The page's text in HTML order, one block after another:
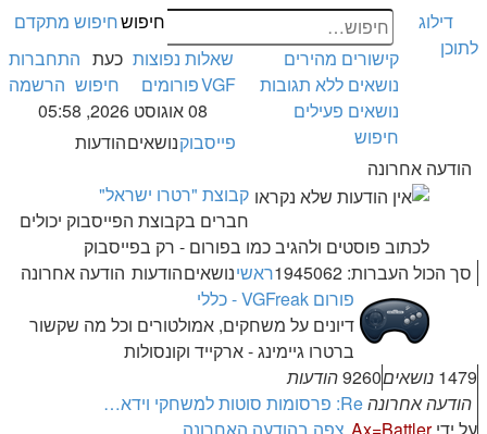
דילוג
לתוכן
חיפושחיפוש מתקדם
קישורים מהירים
נושאים ללא תגובות
נושאים פעילים
חיפוש
שאלות נפוצות
התחברות
הרשמה
VGFפורומים חיפוש
כעת
08 אוגוסט 2026, 05:58
פייסבוקנושאיםהודעות
הודעה אחרונה
קבוצת "רטרו ישראל"
חברים בקבוצת הפייסבוק יכולים
לכתוב פוסטים ולהגיב כמו בפורום - רק בפייסבוק
סך הכול העברות: 1945062
ראשינושאיםהודעות הודעה אחרונה
פורום VGFreak - כללי
דיונים על משחקים, אמולטורים וכל מה שקשור
ברטרו גיימינג - ארקייד וקונסולות
1479 נושאים9260הודעות
הודעה אחרונהRe: פרסומות סוטות למשחקי וידא…